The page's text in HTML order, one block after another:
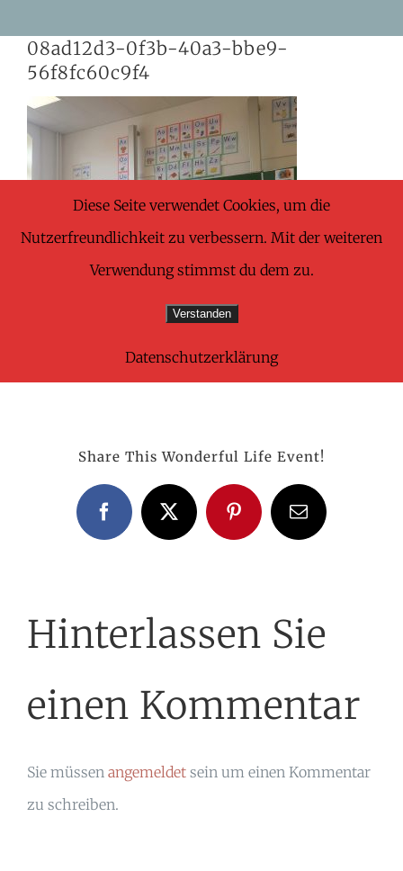
content
08ad12d3-0f3b-40a3-bbe9-
56f8fc60c9f4
Share This Wonderful Life Event!
FacebookX PinterestE-
Mail
Hinterlassen Sie
einen Kommentar
Sie müssen angemeldet sein um einen Kommentar
zu schreiben.
Diese Seite verwendet Cookies, um die
Nutzerfreundlichkeit zu verbessern. Mit der weiteren
Verwendung stimmst du dem zu.
Verstanden
Datenschutzerklärung